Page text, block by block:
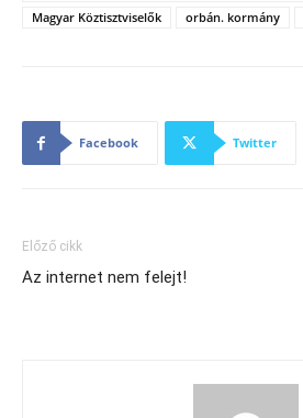
Magyar Köztisztviselők
orbán. kormány
Facebook Twitter
Előző cikk
Az internet nem felejt!